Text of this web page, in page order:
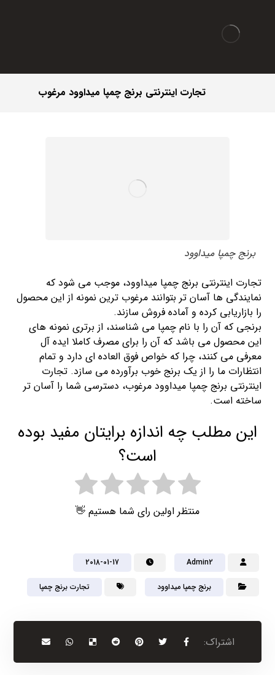
تجارت اینترنتی برنج چمپا میداوود مرغوب
برنج چمپا میداوود
تجارت اینترنتی برنج چمپا میداوود، موجب می شود که
نمایندگی ها آسان تر بتوانند مرغوب ترین نمونه از این محصول
را بازاریابی کرده و آماده فروش سازند.
برنجی که آن را با نام چمپا می شناسند، از برتری نمونه های
این محصول می باشد که آن را برای مصرف کاملا ایده آل
معرفی می کنند، چرا که خواص فوق العاده ای دارد و تمام
انتظارات ما را از یک برنج خوب برآورده می سازد. تجارت
اینترنتی برنج چمپا میداوود مرغوب، دسترسی شما را آسان تر
ساخته است.
این مطلب چه اندازه برایتان مفید بوده
است؟
منتظر اولین رای شما هستیم 👋
Admin2
2018-01-17
برنج چمپا میداوود تجارت برنج چمپا